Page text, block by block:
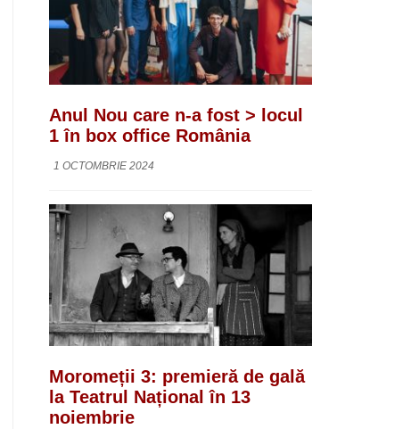
Anul Nou care n-a fost > locul
1 în box office România
1 OCTOMBRIE 2024
Moromeții 3: premieră de gală
la Teatrul Național în 13
noiembrie